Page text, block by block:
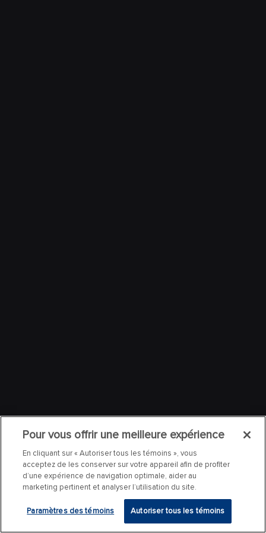
Pour vous offrir une meilleure expérience
En cliquant sur « Autoriser tous les témoins », vous
acceptez de les conserver sur votre appareil afin de profiter
d’une expérience de navigation optimale, aider au
marketing pertinent et analyser l’utilisation du site.
Paramètres des témoins Autoriser tous les témoins